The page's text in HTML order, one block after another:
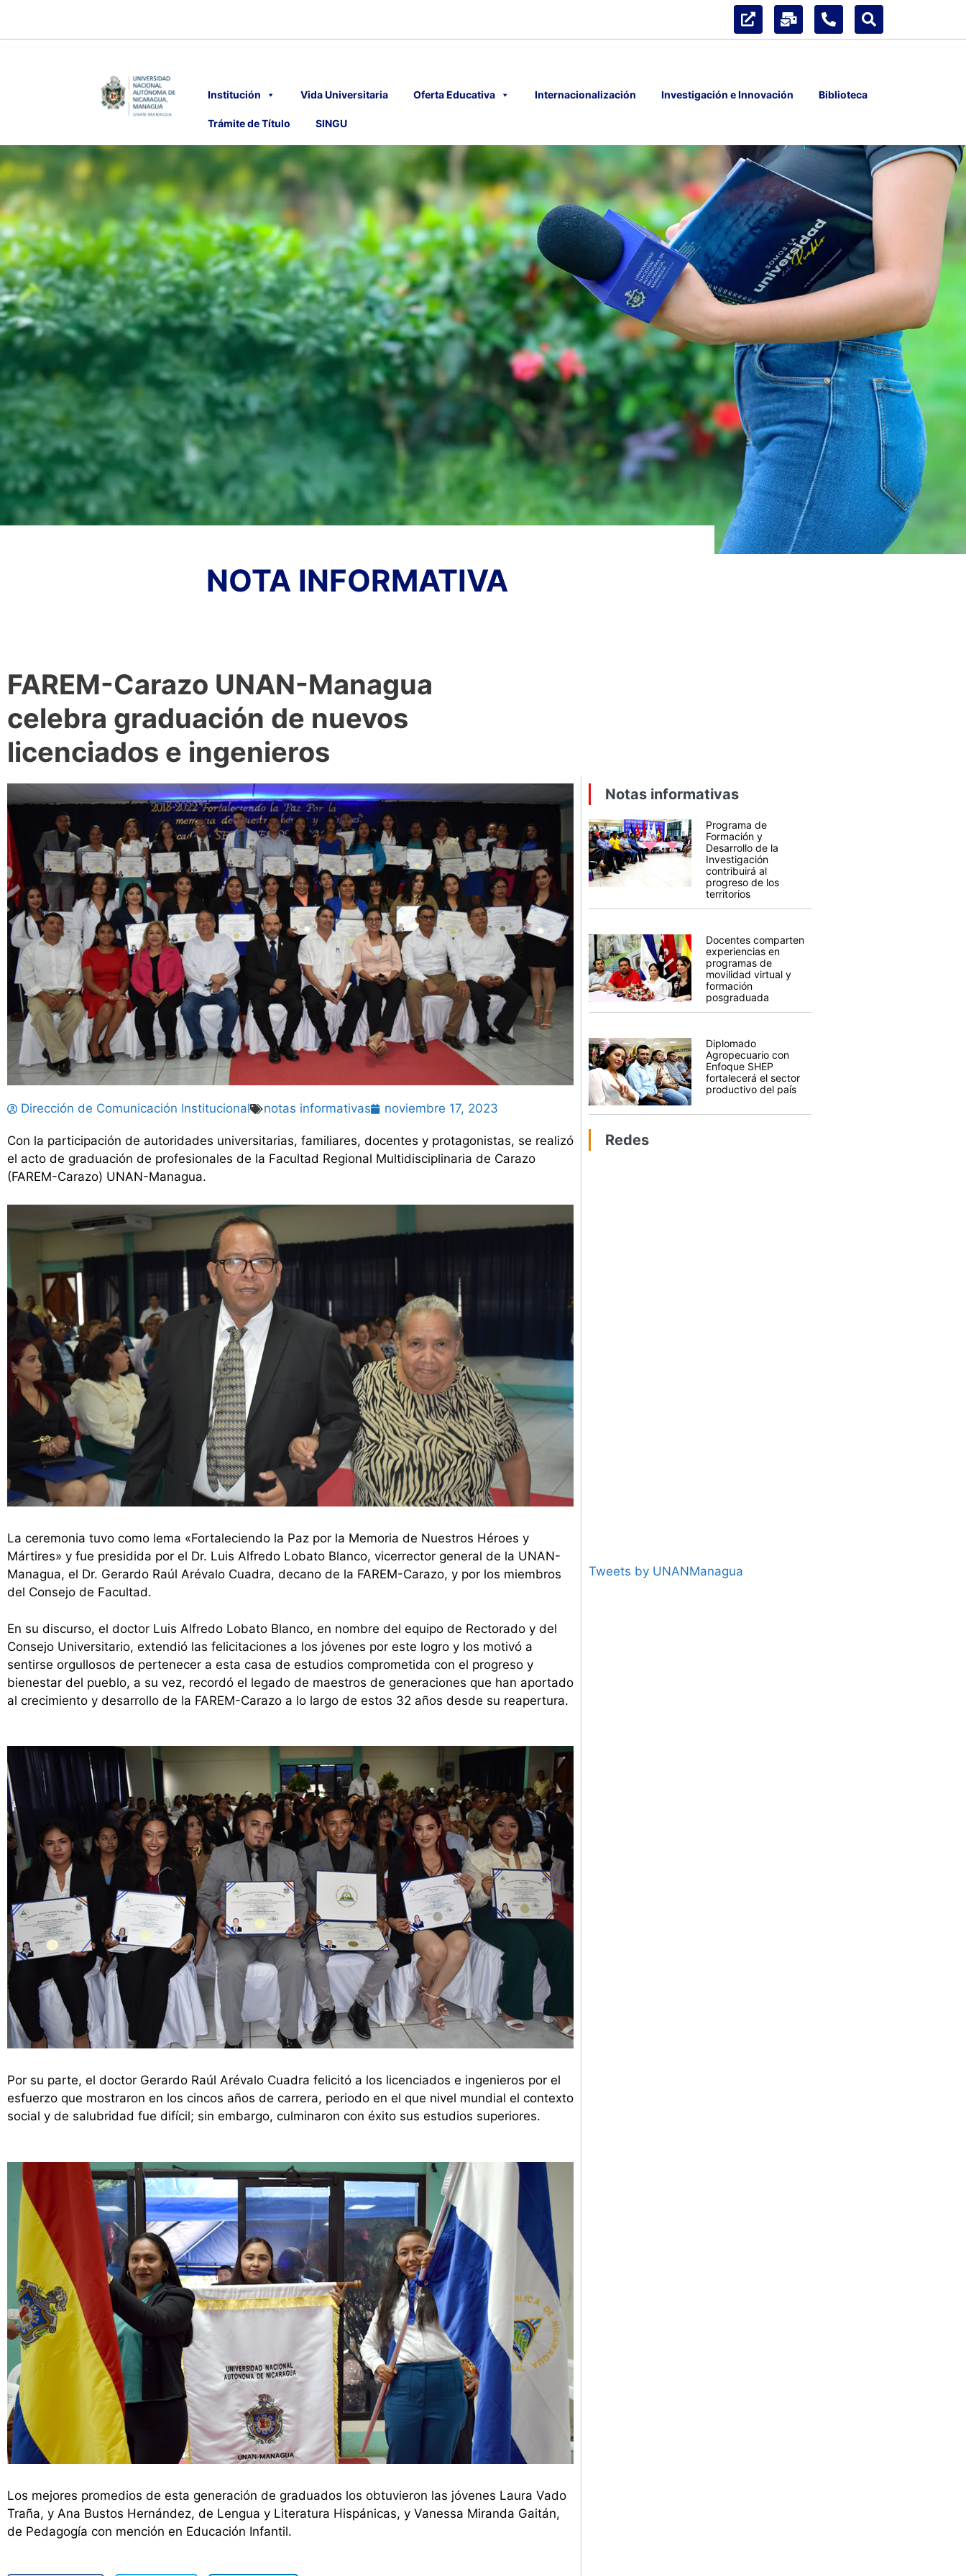
Institución Vida Universitaria Oferta Educativa Internacionalización Investigación e Innovación Biblioteca
Trámite de Título SINGU
NOTA INFORMATIVA
FAREM-Carazo UNAN-Managua
celebra graduación de nuevos
licenciados e ingenieros
Dirección de Comunicación Institucional notas informativas noviembre 17, 2023
Con la participación de autoridades universitarias, familiares, docentes y protagonistas, se realizó
el acto de graduación de profesionales de la Facultad Regional Multidisciplinaria de Carazo
(FAREM-Carazo) UNAN-Managua.
La ceremonia tuvo como lema «Fortaleciendo la Paz por la Memoria de Nuestros Héroes y
Mártires» y fue presidida por el Dr. Luis Alfredo Lobato Blanco, vicerrector general de la UNAN-
Managua, el Dr. Gerardo Raúl Arévalo Cuadra, decano de la FAREM-Carazo, y por los miembros
del Consejo de Facultad.
En su discurso, el doctor Luis Alfredo Lobato Blanco, en nombre del equipo de Rectorado y del
Consejo Universitario, extendió las felicitaciones a los jóvenes por este logro y los motivó a
sentirse orgullosos de pertenecer a esta casa de estudios comprometida con el progreso y
bienestar del pueblo, a su vez, recordó el legado de maestros de generaciones que han aportado
al crecimiento y desarrollo de la FAREM-Carazo a lo largo de estos 32 años desde su reapertura.
Por su parte, el doctor Gerardo Raúl Arévalo Cuadra felicitó a los licenciados e ingenieros por el
esfuerzo que mostraron en los cincos años de carrera, periodo en el que nivel mundial el contexto
social y de salubridad fue difícil; sin embargo, culminaron con éxito sus estudios superiores.
Los mejores promedios de esta generación de graduados los obtuvieron las jóvenes Laura Vado
Traña, y Ana Bustos Hernández, de Lengua y Literatura Hispánicas, y Vanessa Miranda Gaitán,
de Pedagogía con mención en Educación Infantil.
Notas informativas
Programa de
Formación y
Desarrollo de la
Investigación
contribuirá al
progreso de los
territorios
Docentes comparten
experiencias en
programas de
movilidad virtual y
formación
posgraduada
Diplomado
Agropecuario con
Enfoque SHEP
fortalecerá el sector
productivo del país
Redes
Tweets by UNANManagua